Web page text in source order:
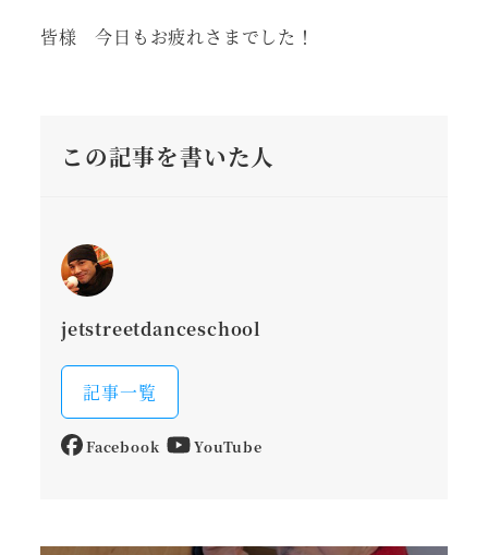
皆様 今日もお疲れさまでした！
この記事を書いた人
jetstreetdanceschool
記事一覧
Facebook YouTube